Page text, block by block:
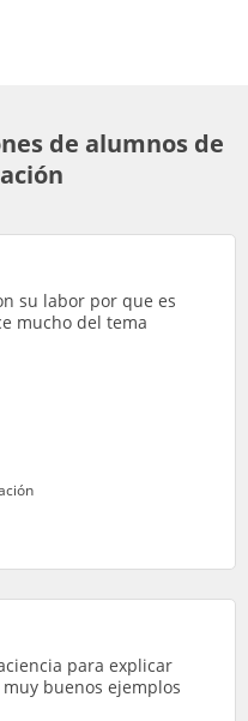
de alumnos de
su labor por que es
mucho del tema
para explicar
buenos ejemplos